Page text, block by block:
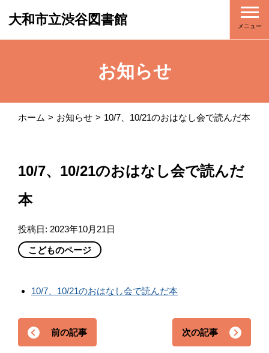
大和市立渋谷図書館 メニュー
お知らせ
ホーム お知らせ 10/7、10/21のおはなし会で読んだ本
10/7、10/21のおはなし会で読んだ
本
投稿日: 2023年10月21日
こどものページ
10/7、10/21のおはなし会で読んだ本
前の記事 次の記事